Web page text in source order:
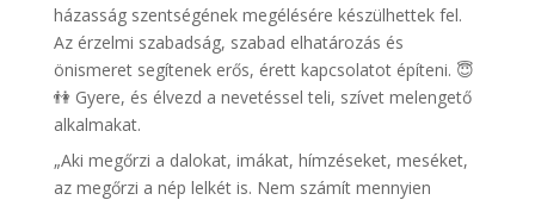
házasság szentségének megélésére készülhettek fel.
Az érzelmi szabadság, szabad elhatározás és
önismeret segítenek erős, érett kapcsolatot építeni. 😇
👫 Gyere, és élvezd a nevetéssel teli, szívet melengető
alkalmakat.
„Aki megőrzi a dalokat, imákat, hímzéseket, meséket,
az megőrzi a nép lelkét is. Nem számít mennyien